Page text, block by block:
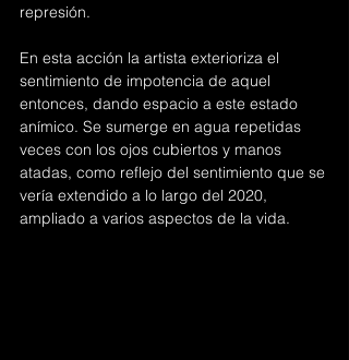
represión.
En esta acción la artista exterioriza el
sentimiento de impotencia de aquel
entonces, dando espacio a este estado
anímico. Se sumerge en agua repetidas
veces con los ojos cubiertos y manos
atadas, como reflejo del sentimiento que se
vería extendido a lo largo del 2020,
ampliado a varios aspectos de la vida.